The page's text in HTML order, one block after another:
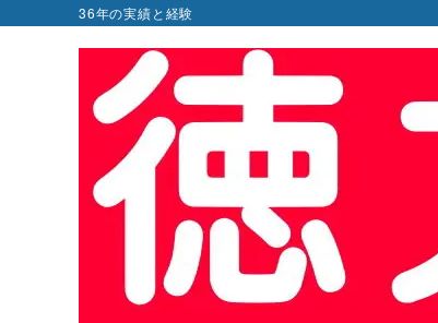
36年の実績と経験